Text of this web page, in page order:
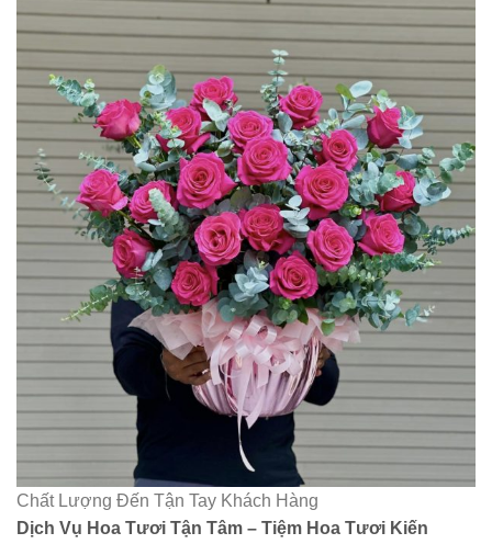
Chất Lượng Đến Tận Tay Khách Hàng
Dịch Vụ Hoa Tươi Tận Tâm – Tiệm Hoa Tươi Kiến